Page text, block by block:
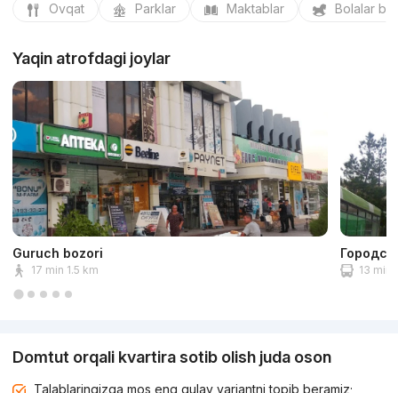
Ovqat Parklar Maktablar Bolalar
Yaqin atrofdagi joylar
Guruch bozori
17 min 1.5 km 13 min
Domtut orqali kvartira sotib olish juda oson
Talablaringizga mos eng qulay variantni topib beramiz;